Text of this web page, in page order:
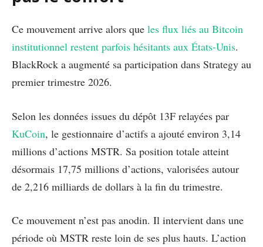
Ce mouvement arrive alors que les flux liés au Bitcoin
institutionnel restent parfois hésitants aux États-Unis.
BlackRock a augmenté sa participation dans Strategy au
premier trimestre 2026.
Selon les données issues du dépôt 13F relayées par
KuCoin, le gestionnaire d’actifs a ajouté environ 3,14
millions d’actions MSTR. Sa position totale atteint
désormais 17,75 millions d’actions, valorisées autour
de 2,216 milliards de dollars à la fin du trimestre.
Ce mouvement n’est pas anodin. Il intervient dans une
période où MSTR reste loin de ses plus hauts. L’action